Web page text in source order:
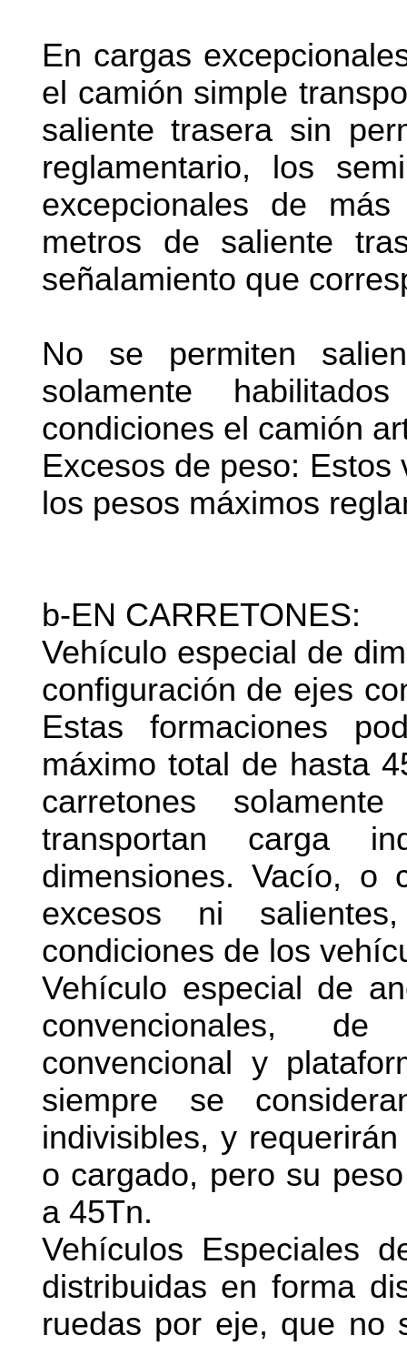
En cargas
el camión simple
saliente trasera sin
reglamentario, los
excepcionales de
metros de saliente
señalamiento que
No se permiten
solamente
condiciones el camión
Excesos de peso:
los pesos máximos
b-EN CARRETONES:
Vehículo especial de
configuración de ejes
Estas formaciones
máximo total de hasta
carretones
transportan carga
dimensiones. Vacío, o
excesos ni
condiciones de los
Vehículo especial de
convencionales,
convencional y
siempre se
indivisibles, y
o cargado, pero su
a 45Tn.
Vehículos Especiales
distribuidas en forma
ruedas por eje, que no